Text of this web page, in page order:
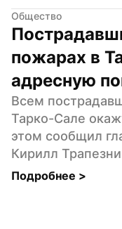
Общество
пожарах в
адресную
Всем
Тарко-Сале
этом сообщил
Кирилл
Подробнее >